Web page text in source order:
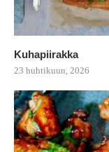
Kuhapiirakka
23 huhtikuun, 2026